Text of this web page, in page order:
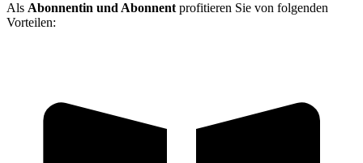
Als Abonnentin und Abonnentprofitieren Sie von folgenden
Vorteilen: